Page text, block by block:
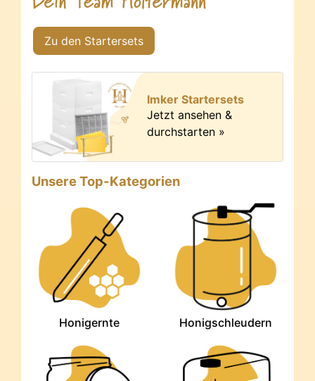
Zu den Startersets
Imker Startersets
Jetzt ansehen &
durchstarten »
Unsere Top-Kategorien
Honigernte Honigschleudern